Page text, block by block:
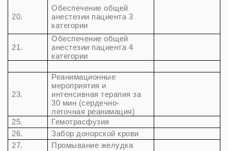
20.
Обеспечение общей
анестезии пациента 3
категории
21.
Обеспечение общей
анестезии пациента 4
категории
23.
Реанимационные
мероприятия и
интенсивная терапия за
30 мин (сердечно-
легочная реанимация)
25.
Гемотрасфузия
26.
Забор донорской крови
27.
Промывание желудка